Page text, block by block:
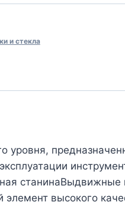
и стекла
уровня,
высокого